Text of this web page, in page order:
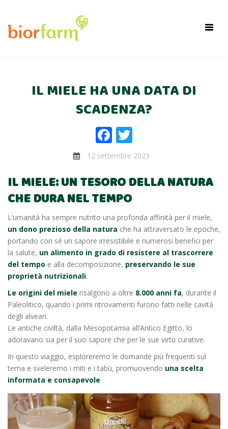
IL MIELE HA UNA DATA DI
SCADENZA?
Facebook
12 settembre 2023
IL MIELE: UN TESORO DELLA NATURA
CHE DURA NEL TEMPO
L’umanità ha sempre nutrito una profonda affinità per il miele,
un dono prezioso della natura che ha attraversato le epoche,
portando con sé un sapore irresistibile e numerosi benefici per
la salute, un alimento in grado di resistere al trascorrere
del tempo e alla decomposizione, preservando le sue
proprietà nutrizionali.
Le origini del miele risalgono a oltre 8.000 anni fa, durante il
Paleolitico, quando i primi ritrovamenti furono fatti nelle cavità
degli alveari.
Le antiche civiltà, dalla Mesopotamia all’Antico Egitto, lo
adoravano sia per il suo sapore che per le sue virtù curative.
In questo viaggio, esploreremo le domande più frequenti sul
tema e sveleremo i miti e i tabù, promuovendo una scelta
informata e consapevole.